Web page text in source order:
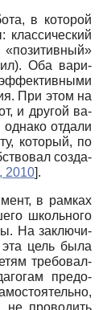
в которой
классический
Оба вари-
При этом на
и другой ва-
отдали
который, по
созда-
2010].
в рамках
школьного
На заключи-
эта цель была
требовал-
предо-